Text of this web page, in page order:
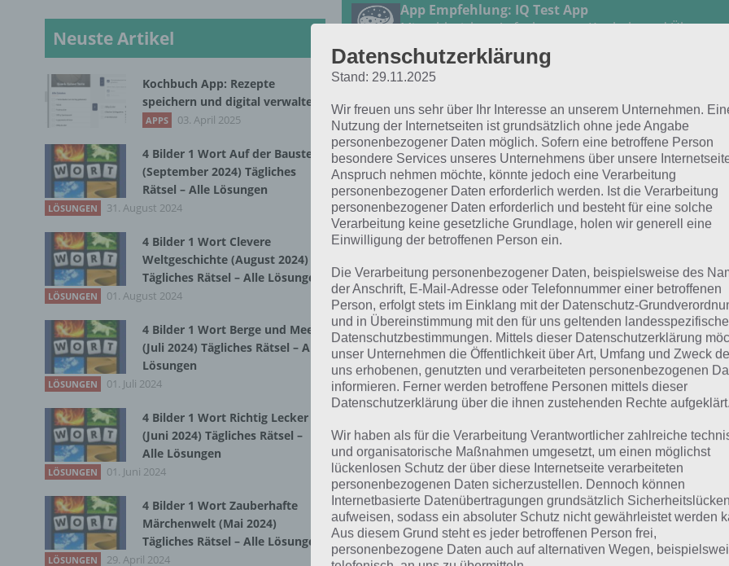
App Empfehlung: IQ Test App
Mit zahlreichen Aufgaben zum Knobeln und Üben
JETZT KOSTENLOS HERUNTERLADEN
Die Lösung für das tägliche Rätsel vom 15.7.2021 zu
Bilder 1 Wort. Wenn du dort aktuell feststeckst, hier die
BOXER
Du suchst eine andere Lösung?
Rätsel aus dem Jahr 2020: Schau mal, was vor einem Jahr,
gesucht war
Zur Übersicht:4 Bilder 1 Wort Lösungen zu Sommersport
Neuste Artikel
Kochbuch App: Rezepte
speichern und digital verwalten
APPS 03. April 2025
4 Bilder 1 Wort Auf der Baustelle
(September 2024) Tägliches
Rätsel – Alle Lösungen
LÖSUNGEN 31. August 2024
4 Bilder 1 Wort Clevere
Weltgeschichte (August 2024)
Tägliches Rätsel – Alle Lösungen
LÖSUNGEN 01. August 2024
4 Bilder 1 Wort Berge und Meer
(Juli 2024) Tägliches Rätsel – Alle
Lösungen
LÖSUNGEN 01. Juli 2024
4 Bilder 1 Wort Richtig Lecker
(Juni 2024) Tägliches Rätsel –
Alle Lösungen
LÖSUNGEN 01. Juni 2024
4 Bilder 1 Wort Zauberhafte
Märchenwelt (Mai 2024)
Tägliches Rätsel – Alle Lösungen
LÖSUNGEN 29. April 2024
Datenschutzerklärung
Stand: 29.11.2025
Wir freuen uns sehr über Ihr Interesse an unserem Unternehmen.
Nutzung der Internetseiten ist grundsätzlich ohne jede Angabe
personenbezogener Daten möglich. Sofern eine betroffene Person
besondere Services unseres Unternehmens über unsere
Anspruch nehmen möchte, könnte jedoch eine Verarbeitung
personenbezogener Daten erforderlich werden. Ist die Verarbeitung
personenbezogener Daten erforderlich und besteht für eine solche
Verarbeitung keine gesetzliche Grundlage, holen wir generell eine
Einwilligung der betroffenen Person ein.
Die Verarbeitung personenbezogener Daten, beispielsweise des
der Anschrift, E-Mail-Adresse oder Telefonnummer einer betroffenen
Person, erfolgt stets im Einklang mit der Datenschutz-
und in Übereinstimmung mit den für uns geltenden
Datenschutzbestimmungen. Mittels dieser Datenschutzerklärung
unser Unternehmen die Öffentlichkeit über Art, Umfang und Zweck
uns erhobenen, genutzten und verarbeiteten personenbezogenen
informieren. Ferner werden betroffene Personen mittels dieser
Datenschutzerklärung über die ihnen zustehenden Rechte aufgeklärt.
Wir haben als für die Verarbeitung Verantwortlicher zahlreiche
und organisatorische Maßnahmen umgesetzt, um einen möglichst
lückenlosen Schutz der über diese Internetseite verarbeiteten
personenbezogenen Daten sicherzustellen. Dennoch können
Internetbasierte Datenübertragungen grundsätzlich Sicherheitslücken
aufweisen, sodass ein absoluter Schutz nicht gewährleistet werden
Aus diesem Grund steht es jeder betroffenen Person frei,
personenbezogene Daten auch auf alternativen Wegen,